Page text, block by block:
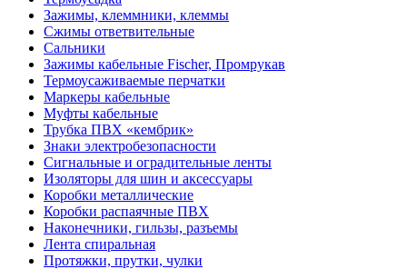
Зажимы, клеммники, клеммы
Сжимы ответвительные
Сальники
Зажимы кабельные Fischer, Промрукав
Термоусаживаемые перчатки
Маркеры кабельные
Муфты кабельные
Трубка ПВХ «кембрик»
Знаки электробезопасности
Сигнальные и оградительные ленты
Изоляторы для шин и аксессуары
Коробки металлические
Коробки распаячные ПВХ
Наконечники, гильзы, разъемы
Лента спиральная
Протяжки, прутки, чулки